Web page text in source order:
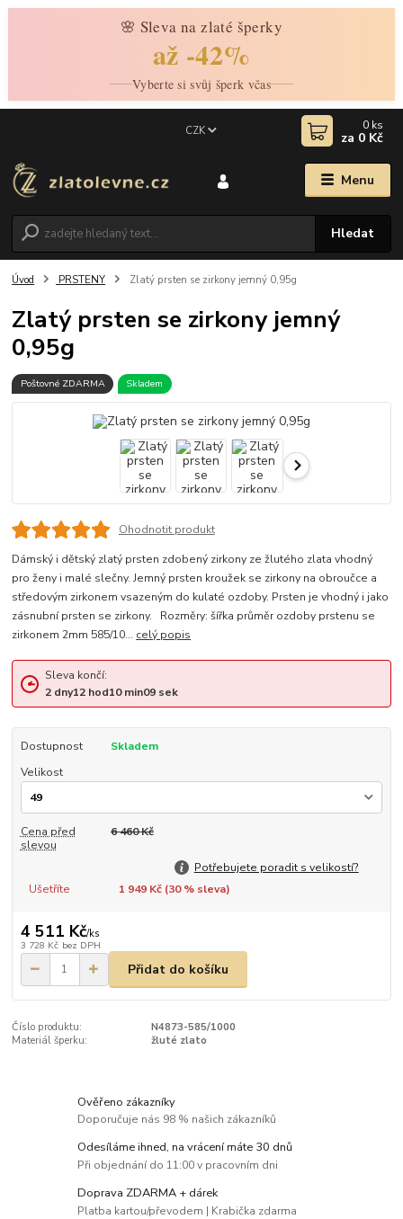
🌸 Sleva na zlaté šperky
až -42%
Vyberte si svůj šperk včas
Menu
CZK
Hledat
0 ks
za 0 Kč
Úvod PRSTENY Zlatý prsten se zirkony jemný 0,95g
Zlatý prsten se zirkony jemný
0,95g
Poštovné ZDARMA Skladem
Ohodnotit produkt
Dámský i dětský zlatý prsten zdobený zirkony ze žlutého zlata vhodný
pro ženy i malé slečny. Jemný prsten kroužek se zirkony na obroučce a
středovým zirkonem vsazeným do kulaté ozdoby. Prsten je vhodný i jako
zásnubní prsten se zirkony. Rozměry: šířka průměr ozdoby prstenu se
zirkonem 2mm 585/10... celý popis
Sleva končí:
2 dny12hod10min08sek
Dostupnost
Skladem
Velikost
Cena před
slevou
6 460 Kč
Potřebujete poradit s velikostí?
Ušetříte
1 949 Kč (30% sleva)
4 511 Kč/ks
3 728 Kč bez DPH
Přidat do košíku
Číslo produktu:
N4873-585/1000
Materiál šperku:
žluté zlato
Ověřeno zákazníky
Doporučuje nás 98 % našich zákazníků
Odesíláme ihned, na vrácení máte 30 dnů
Při objednání do 11:00 v pracovním dni
Doprava ZDARMA + dárek
Platba kartou/převodem | Krabička zdarma